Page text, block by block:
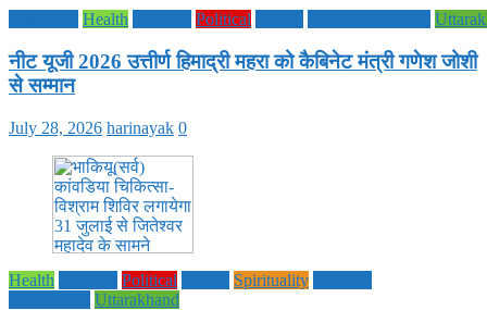
Health Political
नीट यूजी 2026 उत्तीर्ण हिमाद्री महरा को कैबिनेट मंत्री गणेश जोशी
से सम्मान
July 28, 2026 harinayak 0
Health Political Spirituality
Uttarakhand